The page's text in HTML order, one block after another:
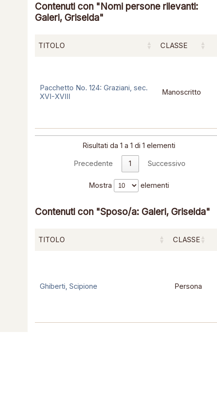
Mostra elementi
Contenuti con "Sposo/a: Galeri, Griselda"
TITOLO CLASSE
Ghiberti, Scipione Persona
Contenuti con "Nomi persone rilevanti:
Galeri, Griselda"
TITOLO CLASSE
Pacchetto No. 124: Graziani, sec.
XVI-XVIII
Manoscritto
Risultati da 1 a 1 di 1 elementi
Precedente 1 Successivo